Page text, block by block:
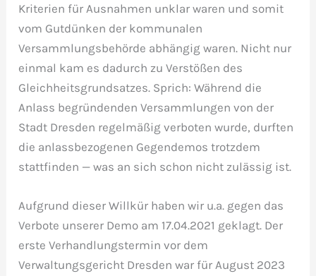
Kriterien für Ausnahmen unklar waren und somit
vom Gutdünken der kommunalen
Versammlungsbehörde abhängig waren. Nicht nur
einmal kam es dadurch zu Verstößen des
Gleichheitsgrundsatzes. Sprich: Während die
Anlass begründenden Versammlungen von der
Stadt Dresden regelmäßig verboten wurde, durften
die anlassbezogenen Gegendemos trotzdem
stattfinden — was an sich schon nicht zulässig ist.
Aufgrund dieser Willkür haben wir u.a. gegen das
Verbote unserer Demo am 17.04.2021 geklagt. Der
erste Verhandlungstermin vor dem
Verwaltungsgericht Dresden war für August 2023